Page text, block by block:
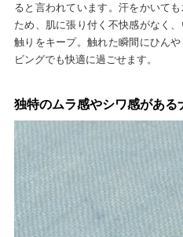
ると言われています。汗をかいて
ため、肌に張り付く不快感がなく
触りをキープ。触れた瞬間にひん
ビングでも快適に過ごせます。
独特のムラ感やシワ感がある